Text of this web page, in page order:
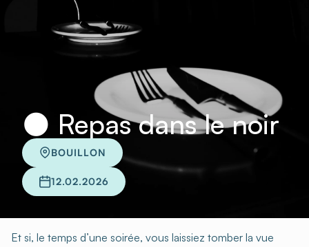
🌑 Repas dans le noir
BOUILLON
12.02.2026
Et si, le temps d’une soirée, vous laissiez tomber la vue